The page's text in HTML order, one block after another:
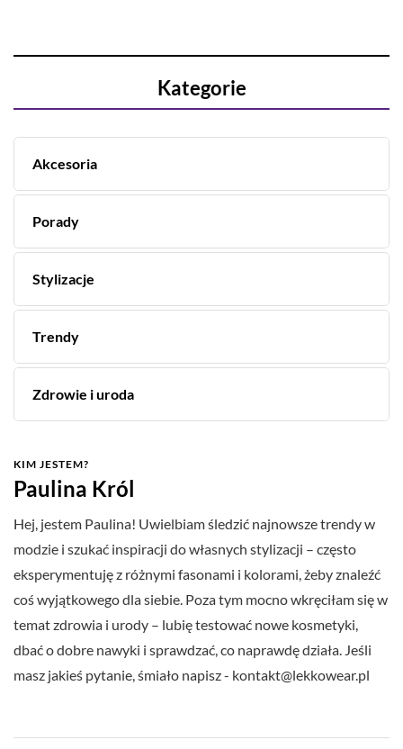
Kategorie
Akcesoria
Porady
Stylizacje
Trendy
Zdrowie i uroda
KIM JESTEM?
Paulina Król
Hej, jestem Paulina! Uwielbiam śledzić najnowsze trendy w
modzie i szukać inspiracji do własnych stylizacji – często
eksperymentuję z różnymi fasonami i kolorami, żeby znaleźć
coś wyjątkowego dla siebie. Poza tym mocno wkręciłam się w
temat zdrowia i urody – lubię testować nowe kosmetyki,
dbać o dobre nawyki i sprawdzać, co naprawdę działa. Jeśli
masz jakieś pytanie, śmiało napisz - kontakt@lekkowear.pl